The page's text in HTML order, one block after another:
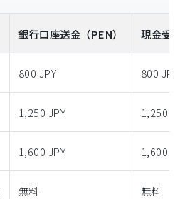
銀行口座送金 （PEN） 現金受
800 JPY 800 JPY
1,250 JPY 1,250
1,600 JPY 1,600
無料 無料